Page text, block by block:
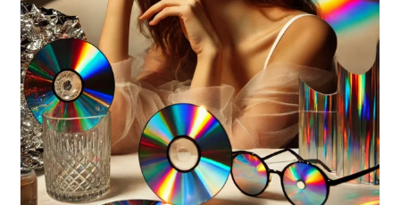
Zuhause,
In
Der
Stadt
Und
In
Der
Natur
Inkl.
37
Ausführliche
Tipps
Und
Tricks